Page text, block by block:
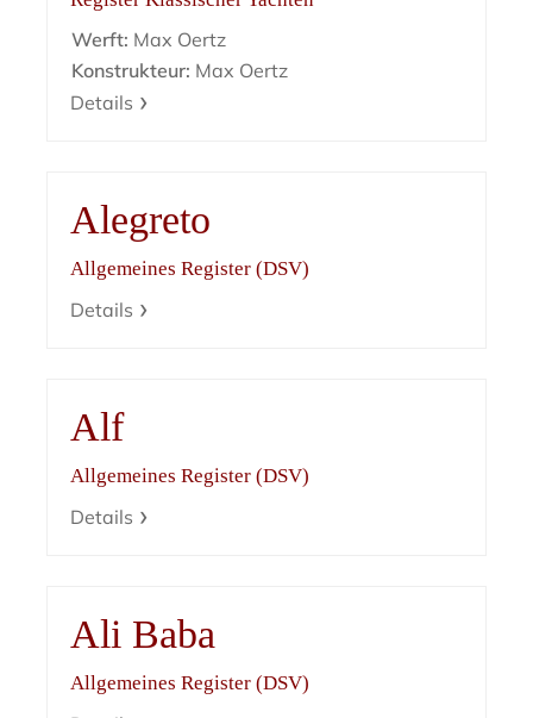
Werft: Max Oertz
Konstrukteur: Max Oertz
Details
Alegreto
Allgemeines Register (DSV)
Details
Alf
Allgemeines Register (DSV)
Details
Ali Baba
Allgemeines Register (DSV)